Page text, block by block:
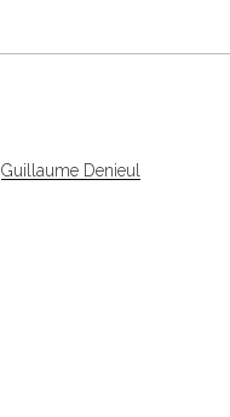
Guillaume Denieul